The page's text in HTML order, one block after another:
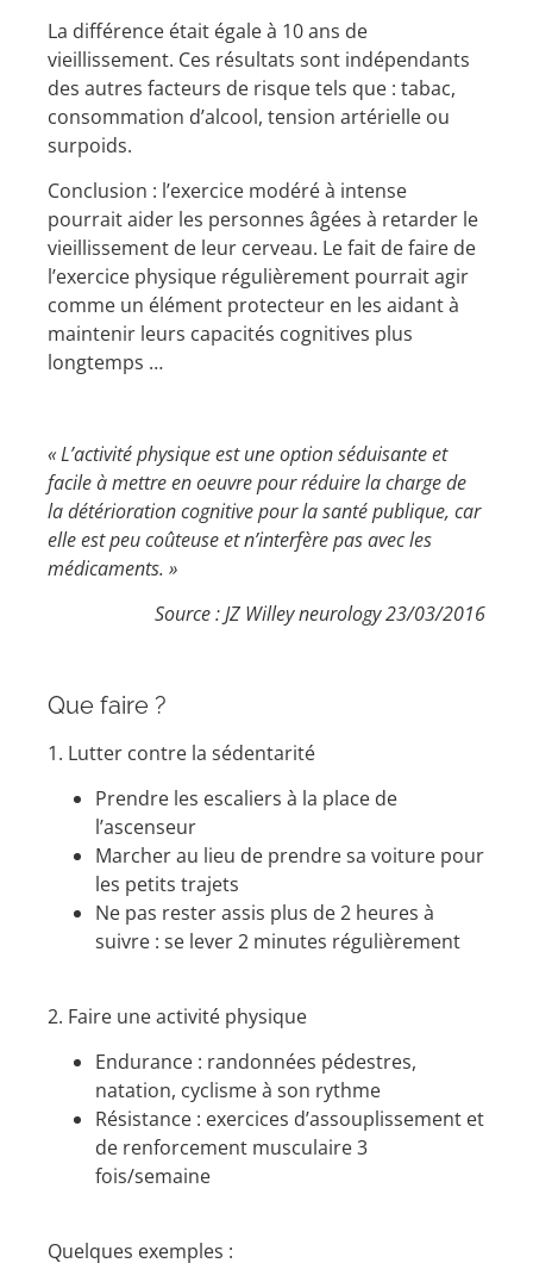
La différence était égale à 10 ans de
vieillissement. Ces résultats sont indépendants
des autres facteurs de risque tels que : tabac,
consommation d’alcool, tension artérielle ou
surpoids.
Conclusion : l’exercice modéré à intense
pourrait aider les personnes âgées à retarder le
vieillissement de leur cerveau. Le fait de faire de
l’exercice physique régulièrement pourrait agir
comme un élément protecteur en les aidant à
maintenir leurs capacités cognitives plus
longtemps …
« L’activité physique est une option séduisante et
facile à mettre en oeuvre pour réduire la charge de
la détérioration cognitive pour la santé publique, car
elle est peu coûteuse et n’interfère pas avec les
médicaments. »
Source : JZ Willey neurology 23/03/2016
Que faire ?
1. Lutter contre la sédentarité
Prendre les escaliers à la place de
l’ascenseur
Marcher au lieu de prendre sa voiture pour
les petits trajets
Ne pas rester assis plus de 2 heures à
suivre : se lever 2 minutes régulièrement
2. Faire une activité physique
Endurance : randonnées pédestres,
natation, cyclisme à son rythme
Résistance : exercices d’assouplissement et
de renforcement musculaire 3
fois/semaine
Quelques exemples :